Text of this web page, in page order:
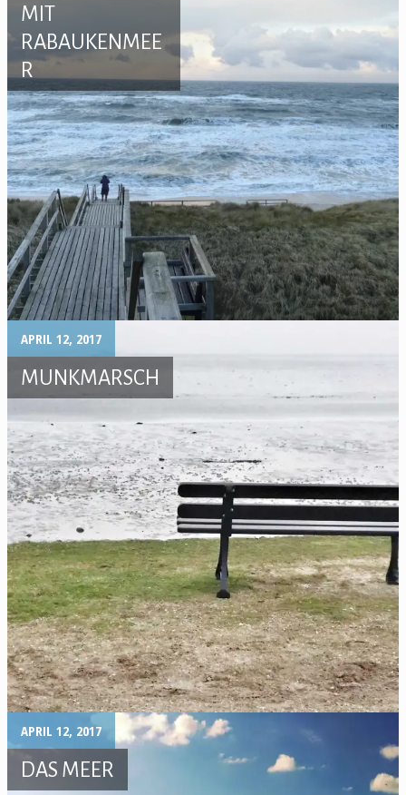
MIT
RABAUKENMEE
R
APRIL 12, 2017
MUNKMARSCH
APRIL 12, 2017
DAS MEER